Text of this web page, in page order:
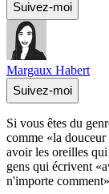
Suivez-moi
Margaux Habert
Suivez-moi
Si vous êtes du
comme «la
avoir les oreilles
gens qui écrivent
n'importe